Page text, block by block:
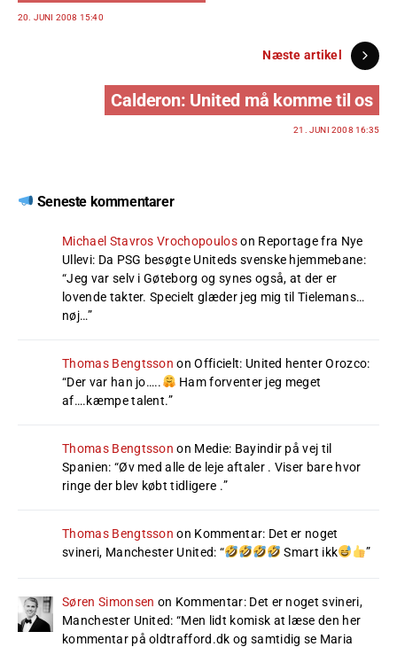
20. JUNI 2008 15:40
Næste artikel
Calderon: United må komme til os
21. JUNI 2008 16:35
Seneste kommentarer
Michael Stavros Vrochopouloson Reportage fra Nye
Ullevi: Da PSG besøgte Uniteds svenske hjemmebane:
“Jeg var selv i Gøteborg og synes også, at der er
lovende takter. Specielt glæder jeg mig til Tielemans…
nøj…”
Thomas Bengtsson onOfficielt: United henter Orozco:
“Der var han jo…..
Ham forventer jeg meget
af….kæmpe talent.”
Thomas Bengtsson on Medie: Bayindir på vej til
Spanien: “Øv med alle de leje aftaler . Viser bare hvor
ringe der blev købt tidligere .”
Thomas Bengtsson on Kommentar: Det er noget
svineri, Manchester United: “ Smart ikk ”
Søren Simonsen on Kommentar: Det er noget svineri,
Manchester United: “Men lidt komisk at læse den her
kommentar på oldtrafford.dk og samtidig se Maria